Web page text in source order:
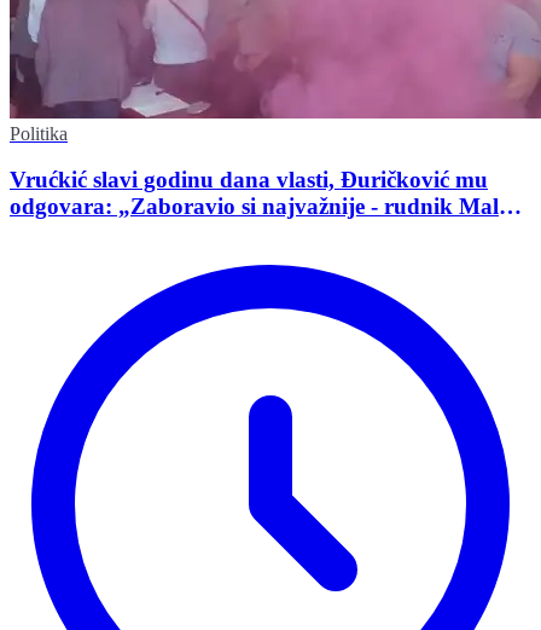
Politika
Vrućkić slavi godinu dana vlasti, Đuričković mu
odgovara: „Zaboravio si najvažnije - rudnik Malka